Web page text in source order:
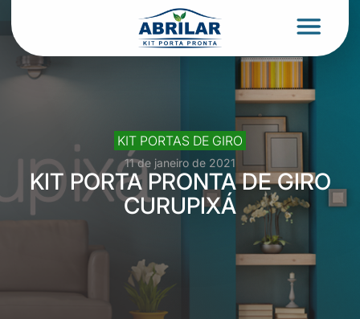
KIT PORTAS DE GIRO
11 de janeiro de 2021
KIT PORTA PRONTA DE GIRO
CURUPIXÁ